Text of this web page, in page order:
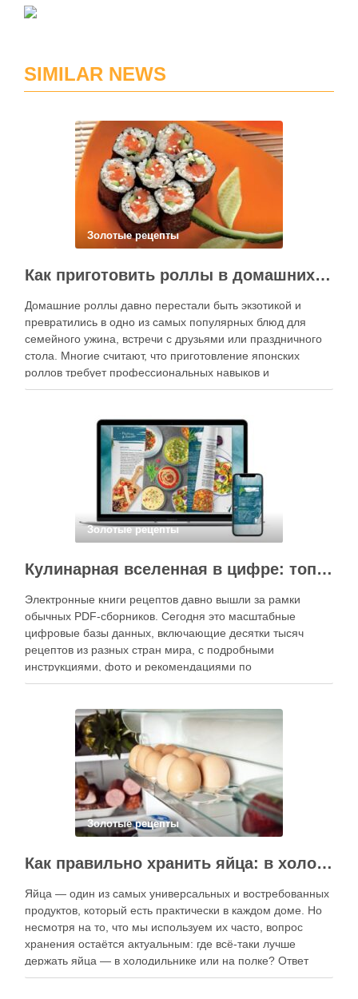
SIMILAR NEWS
Золотые рецепты
Как приготовить роллы в домашних условиях?
Домашние роллы давно перестали быть экзотикой и
превратились в одно из самых популярных блюд для
семейного ужина, встречи с друзьями или праздничного
стола. Многие считают, что приготовление японских
роллов требует профессиональных навыков и
специального оборудования, однако на практике сделать
кухне. Главное — …
Золотые рецепты
Кулинарная вселенная в цифре: топ-3 самых больших электронных книг рецептов
Электронные книги рецептов давно вышли за рамки
обычных PDF-сборников. Сегодня это масштабные
цифровые базы данных, включающие десятки тысяч
рецептов из разных стран мира, с подробными
инструкциями, фото и рекомендациями по
приготовлению. В отличие от печатных изданий,
контент, расширять коллекции блюд и добавлять новые
функции. Ниже …
Золотые рецепты
Как правильно хранить яйца: в холодильнике или на полке?
Яйца — один из самых универсальных и востребованных
продуктов, который есть практически в каждом доме. Но
несмотря на то, что мы используем их часто, вопрос
хранения остаётся актуальным: где всё-таки лучше
держать яйца — в холодильнике или на полке? Ответ
зависит от нескольких факторов, включая температуру